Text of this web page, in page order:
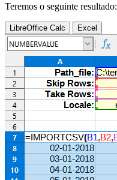
Teremos o seguinte resultado:
LibreOffice Calc Excel